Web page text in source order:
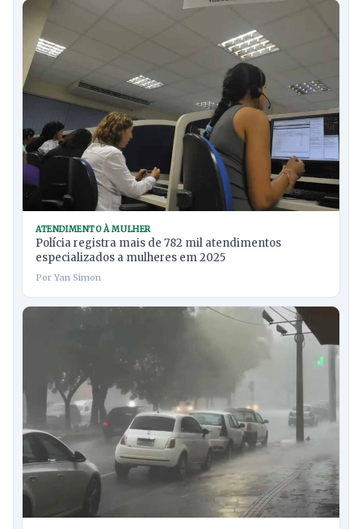
ATENDIMENTO À MULHER
Polícia registra mais de 782 mil atendimentos
especializados a mulheres em 2025
Por Yan Simon